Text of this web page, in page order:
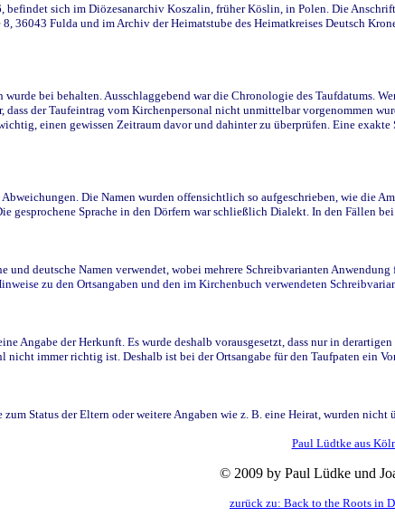
sich im Diözesanarchiv Koszalin, früher Köslin, in Polen. Die
36043 Fulda und im Archiv der Heimatstube des Heimatkreises Deutsch
bei behalten. Ausschlaggebend war die Chronologie des Taufdatums.
dass der Taufeintrag vom Kirchenpersonal nicht unmittelbar vorgenommen
einen gewissen Zeitraum davor und dahinter zu überprüfen. Eine
Die Namen wurden offensichtlich so aufgeschrieben, wie die
gesprochene Sprache in den Dörfern war schließlich Dialekt. In den Fällen
deutsche Namen verwendet, wobei mehrere Schreibvarianten
zu den Ortsangaben und den im Kirchenbuch verwendeten
Angabe der Herkunft. Es wurde deshalb vorausgesetzt, dass nur in
nicht immer richtig ist. Deshalb ist bei der Ortsangabe für den Taufpaten ein
Status der Eltern oder weitere Angaben wie z. B. eine Heirat, wurden nicht
Paul Lüdtke aus
© 2009 by Paul Lüdke und
zurück zu: Back to the Roots in